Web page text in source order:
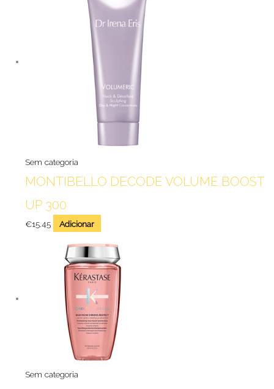
Sem categoria
MONTIBELLO DECODE VOLUME BOOST
UP 300
€15.45 Adicionar
Sem categoria